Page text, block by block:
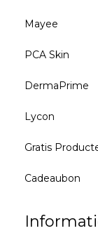
Mayee
PCA Skin
DermaPrime
Lycon
Gratis
Cadeaubon